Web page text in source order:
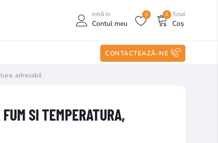
Intră în
Contul meu
0 Total
Coș
0
CONTACTEAZĂ-NE
adresabil
SI TEMPERATURA,